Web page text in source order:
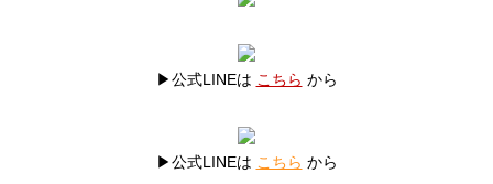
▶公式LINEは こちら から
▶公式LINEは こちら から